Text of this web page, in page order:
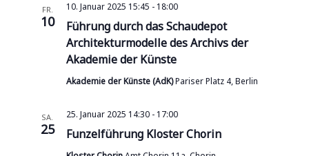
FR.
10
Führung durch das Schaudepot
Architekturmodelle des Archivs der
Akademie der Künste
10. Januar 2025 15:45 - 18:00
Akademie der Künste (AdK)Pariser Platz 4, Berlin
SA.
25 Funzelführung Kloster Chorin
25. Januar 2025 14:30- 17:00